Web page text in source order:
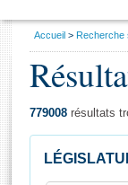
Vous
Accueil Recherche
779008 résultats